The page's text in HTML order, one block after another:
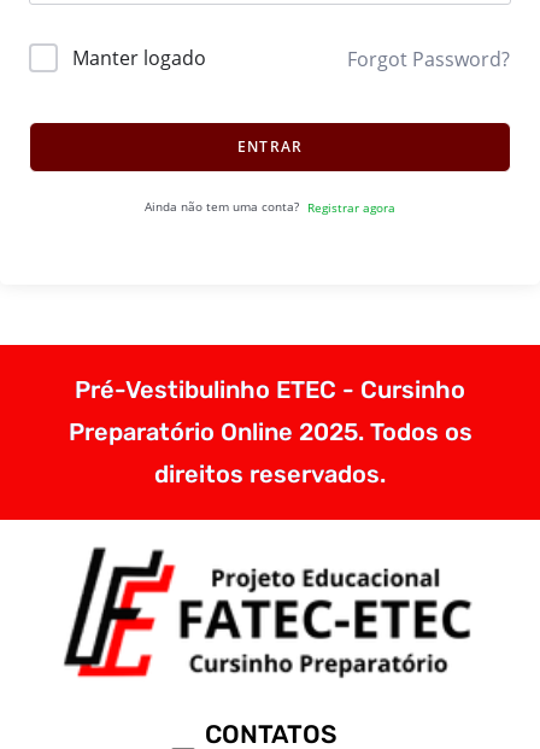
Manter logado Forgot Password?
ENTRAR
Ainda não tem uma conta? Registrar agora
Pré-Vestibulinho ETEC - Cursinho
Preparatório Online 2025. Todos os
direitos reservados.
CONTATOS